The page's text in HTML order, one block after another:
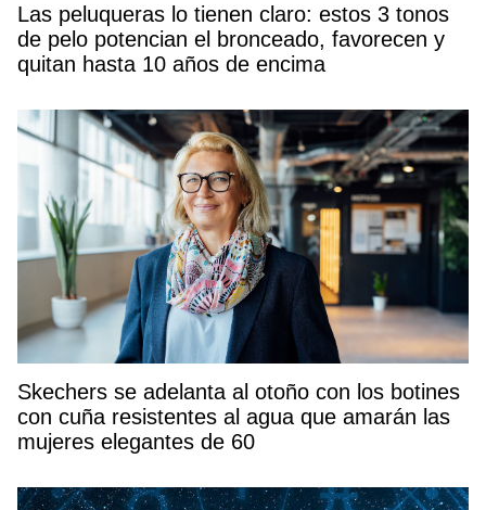
Las peluqueras lo tienen claro: estos 3 tonos
de pelo potencian el bronceado, favorecen y
quitan hasta 10 años de encima
Skechers se adelanta al otoño con los botines
con cuña resistentes al agua que amarán las
mujeres elegantes de 60